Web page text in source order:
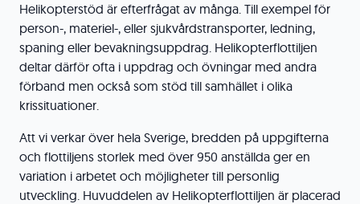
Helikopterstöd är efterfrågat av många. Till exempel för
person-, materiel-, eller sjukvårdstransporter, ledning,
spaning eller bevakningsuppdrag. Helikopterflottiljen
deltar därför ofta i uppdrag och övningar med andra
förband men också som stöd till samhället i olika
krissituationer.
Att vi verkar över hela Sverige, bredden på uppgifterna
och flottiljens storlek med över 950 anställda ger en
variation i arbetet och möjligheter till personlig
utveckling. Huvuddelen av Helikopterflottiljen är placerad